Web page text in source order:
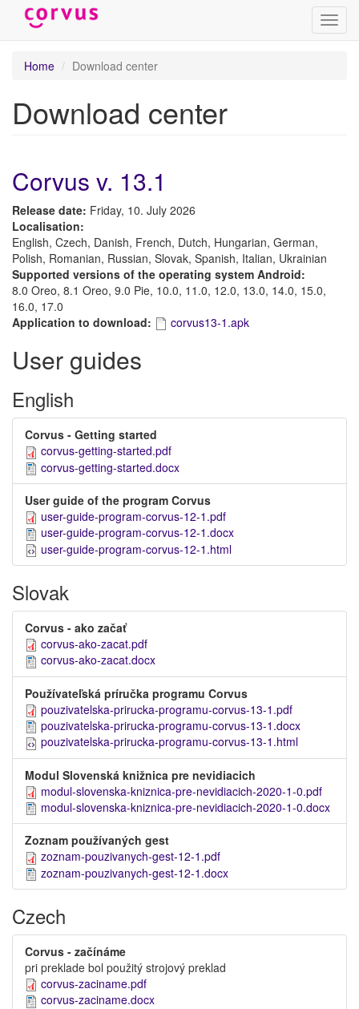
content
Home
Download center
Download center
Corvus v. 13.1
Release date: Friday, 10. July 2026
Localisation:
English, Czech, Danish, French, Dutch, Hungarian, German,
Polish, Romanian, Russian, Slovak, Spanish, Italian, Ukrainian
Supported versions of the operating system Android:
8.0 Oreo, 8.1 Oreo, 9.0 Pie, 10.0, 11.0, 12.0, 13.0, 14.0, 15.0,
16.0, 17.0
Application to download:
corvus13-1.apk
User guides
English
Corvus - Getting started
corvus-getting-started.pdf
corvus-getting-started.docx
User guide of the program Corvus
user-guide-program-corvus-12-1.pdf
user-guide-program-corvus-12-1.docx
user-guide-program-corvus-12-1.html
Slovak
Corvus - ako začať
corvus-ako-zacat.pdf
corvus-ako-zacat.docx
Používateľská príručka programu Corvus
pouzivatelska-prirucka-programu-corvus-13-1.pdf
pouzivatelska-prirucka-programu-corvus-13-1.docx
pouzivatelska-prirucka-programu-corvus-13-1.html
Modul Slovenská knižnica pre nevidiacich
modul-slovenska-kniznica-pre-nevidiacich-2020-1-0.pdf
modul-slovenska-kniznica-pre-nevidiacich-2020-1-0.docx
Zoznam používaných gest
zoznam-pouzivanych-gest-12-1.pdf
zoznam-pouzivanych-gest-12-1.docx
Czech
Corvus - začínáme
pri preklade bol použitý strojový preklad
corvus-zaciname.pdf
corvus-zaciname.docx